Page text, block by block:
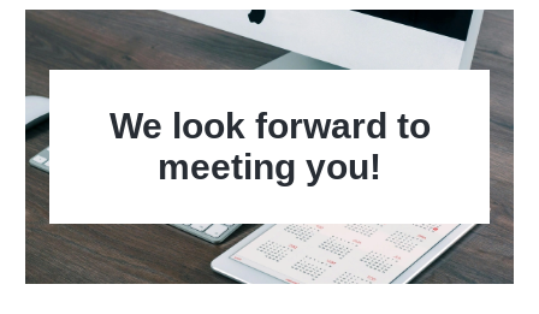
We look forward to
meeting you!